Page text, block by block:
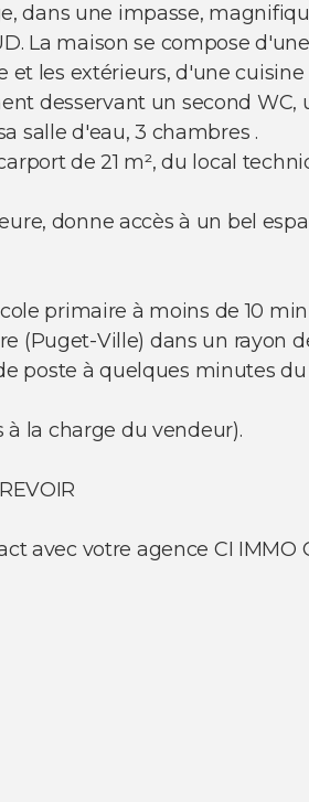
dans une impasse,
La maison se compose
et les extérieurs, d'une
desservant un second WC,
salle d'eau, 3 chambres .
de 21 m², du local
donne accès à un bel
primaire à moins de 10
(Puget-Ville) dans un rayon
poste à quelques minutes
la charge du vendeur).
avec votre agence CI IMMO